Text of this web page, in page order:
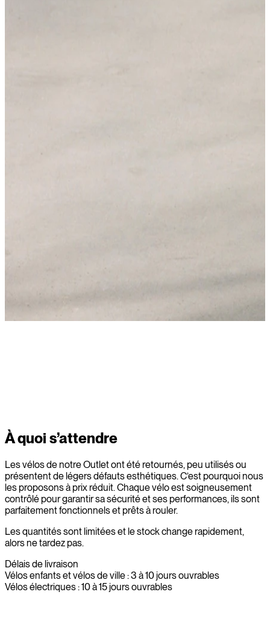
À quoi s’attendre
Les vélos de notre Outlet ont été retournés, peu utilisés ou
présentent de légers défauts esthétiques. C’est pourquoi nous
les proposons à prix réduit. Chaque vélo est soigneusement
contrôlé pour garantir sa sécurité et ses performances, ils sont
parfaitement fonctionnels et prêts à rouler.
Les quantités sont limitées et le stock change rapidement,
alors ne tardez pas.
Délais de livraison
Vélos enfants et vélos de ville : 3 à 10 jours ouvrables
Vélos électriques : 10 à 15 jours ouvrables